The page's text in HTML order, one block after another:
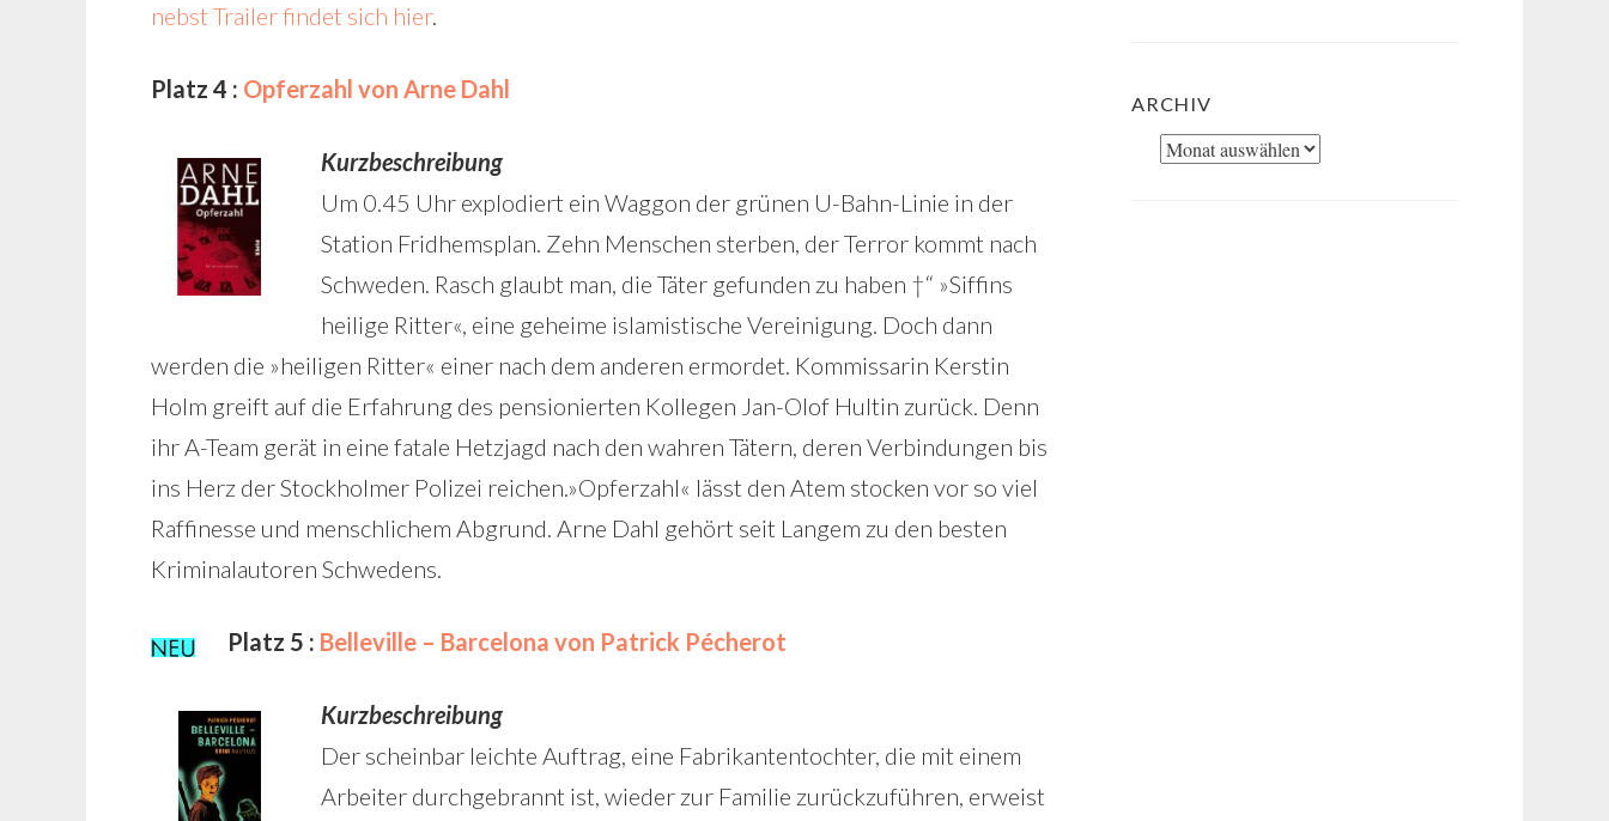
nebst Trailer findet sich hier.
Platz 4 : Opferzahl von Arne Dahl
Kurzbeschreibung
Um 0.45 Uhr explodiert ein Waggon der grünen U-Bahn-Linie in der
Station Fridhemsplan. Zehn Menschen sterben, der Terror kommt nach
Schweden. Rasch glaubt man, die Täter gefunden zu haben †“ »Siffins
heilige Ritter«, eine geheime islamistische Vereinigung. Doch dann
werden die »heiligen Ritter« einer nach dem anderen ermordet. Kommissarin Kerstin
Holm greift auf die Erfahrung des pensionierten Kollegen Jan-Olof Hultin zurück. Denn
ihr A-Team gerät in eine fatale Hetzjagd nach den wahren Tätern, deren Verbindungen bis
ins Herz der Stockholmer Polizei reichen.»Opferzahl« lässt den Atem stocken vor so viel
Raffinesse und menschlichem Abgrund. Arne Dahl gehört seit Langem zu den besten
Kriminalautoren Schwedens.
Platz 5 : Belleville – Barcelona von Patrick Pécherot
Kurzbeschreibung
Der scheinbar leichte Auftrag, eine Fabrikantentochter, die mit einem
Arbeiter durchgebrannt ist, wieder zur Familie zurückzuführen, erweist
ARCHIV
Archiv